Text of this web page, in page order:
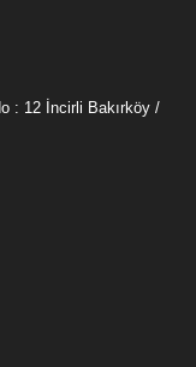
: 12 İncirli Bakırköy /